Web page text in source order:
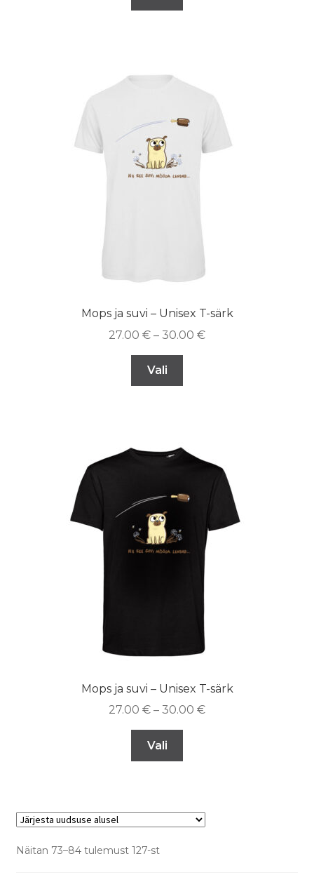
Mops ja suvi – Unisex T-särk
27.00 € – 30.00 €
Vali
Mops ja suvi – Unisex T-särk
27.00 € – 30.00 €
Vali
Näitan 73–84 tulemust 127-st